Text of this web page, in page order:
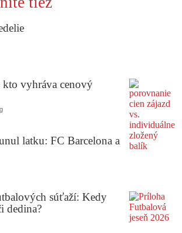
vyhráva cenový
latku: FC Barcelona a
súťaží: Kedy
dedina?